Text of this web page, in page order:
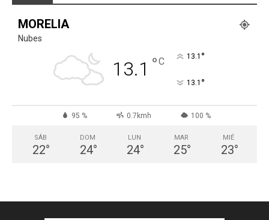
MORELIA
Nubes
13.1 °C 13.1 °
13.1 °
95 % 0.7kmh 100 %
SÁB
22°
DOM
24°
LUN
24°
MAR
25°
MIÉ
23°